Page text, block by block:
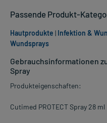
Gebrauchsinformationen
Spray
Produkteigenschaften:
Cutimed PROTECT Spray 28 ml
Passende Produkt-
Hautprodukte | Infektion &
Wundsprays